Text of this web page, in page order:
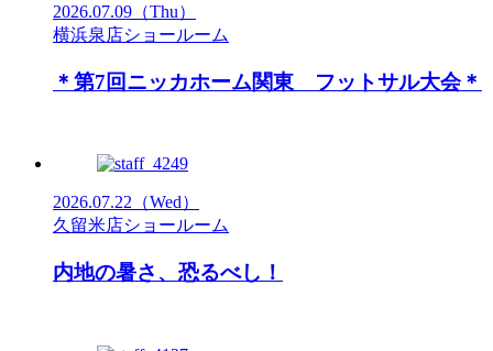
2026.07.09 （Thu）
横浜泉店ショールーム
＊第7回ニッカホーム関東 フットサル大会＊
2026.07.22 （Wed）
久留米店ショールーム
内地の暑さ、恐るべし！